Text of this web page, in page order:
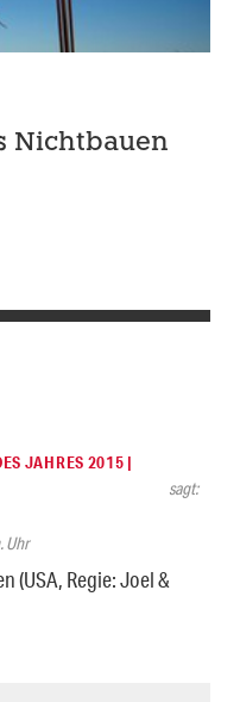
Nichtbauen
JAHRES 2015 |
sagt:
Uhr
(USA, Regie: Joel &